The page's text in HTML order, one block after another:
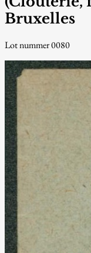
Bruxelles
Lot nummer 0080